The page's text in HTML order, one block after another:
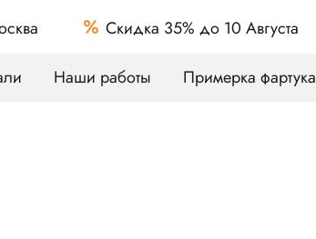
Скидка 35% до 10 Августа
Наши работы Примерка фартука